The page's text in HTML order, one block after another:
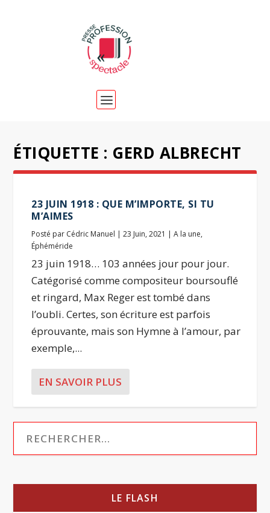
ÉTIQUETTE : GERD ALBRECHT
23 JUIN 1918 : QUE M’IMPORTE, SI TU
M’AIMES
Posté par Cédric Manuel |23 Juin, 2021 |A la une,
Éphéméride
23 juin 1918… 103 années jour pour jour.
Catégorisé comme compositeur boursouflé
et ringard, Max Reger est tombé dans
l’oubli. Certes, son écriture est parfois
éprouvante, mais son Hymne à l’amour, par
exemple,...
EN SAVOIR PLUS
LE FLASH